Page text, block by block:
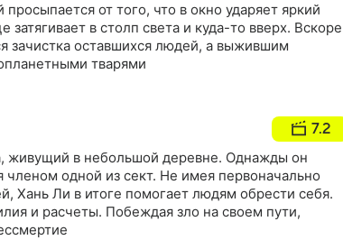
от того, что в окно ударяет яркий
затягивает в столп света и куда-то вверх. Вскоре
зачистка оставшихся людей, а выжившим
тварями
7.2
в небольшой деревне. Однажды он
членом одной из сект. Не имея первоначально
Хань Ли в итоге помогает людям обрести себя.
и расчеты. Побеждая зло на своем пути,